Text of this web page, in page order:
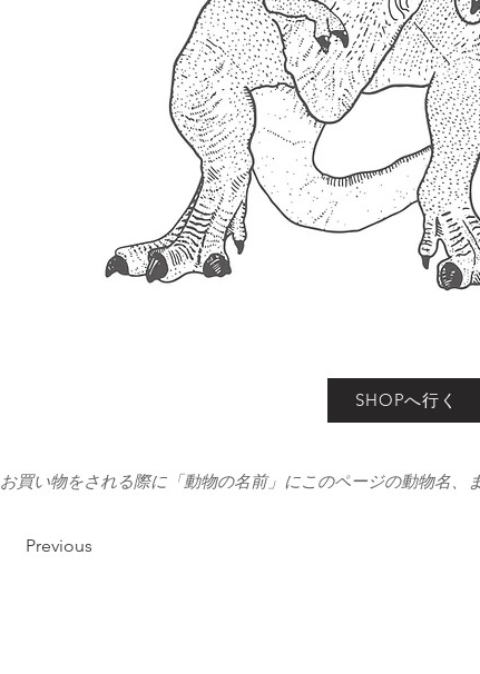
SHOPへ行く
お買い物をされる際に「動物の名前」にこのページの動物名、
Previous